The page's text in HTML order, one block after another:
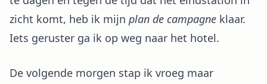
zicht komt, heb ik mijn plan de campagne klaar.
Iets geruster ga ik op weg naar het hotel.
De volgende morgen stap ik vroeg maar